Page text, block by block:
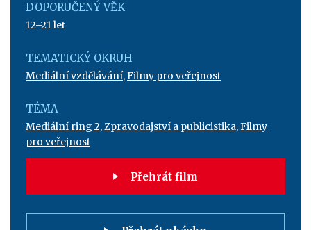
DOPORUČENÝ VĚK
12–21 let
TEMATICKÝ OKRUH
Mediální vzdělávání,Filmy pro veřejnost
TÉMA
Mediální ring 2,Zpravodajství a publicistika,Filmy
pro veřejnost
Přehrát film